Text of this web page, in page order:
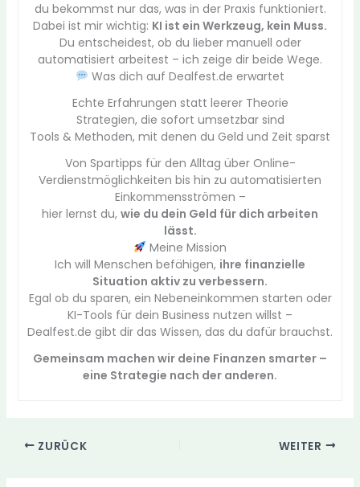
du bekommst nur das, was in der Praxis funktioniert.
Dabei ist mir wichtig: KI ist ein Werkzeug, kein Muss.
Du entscheidest, ob du lieber manuell oder
automatisiert arbeitest – ich zeige dir beide Wege.
Was dich auf Dealfest.de erwartet
Echte Erfahrungen statt leerer Theorie
Strategien, die sofort umsetzbar sind
Tools & Methoden, mit denen du Geld und Zeit sparst
Von Spartipps für den Alltag über Online-
Verdienstmöglichkeiten bis hin zu automatisierten
Einkommensströmen –
hier lernst du, wie du dein Geld für dich arbeiten
lässt.
Meine Mission
Ich will Menschen befähigen, ihre finanzielle
Situation aktiv zu verbessern.
Egal ob du sparen, ein Nebeneinkommen starten oder
KI-Tools für dein Business nutzen willst –
Dealfest.de gibt dir das Wissen, das du dafür brauchst.
Gemeinsam machen wir deine Finanzen smarter –
eine Strategie nach der anderen.
ZURÜCK WEITER